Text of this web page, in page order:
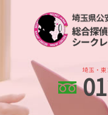
浮気調査 iphone
浮気調査 探偵
不倫調査 探偵
身辺調査 価格
婚前調査 割合
ストーカー被
dv被害 探偵
結婚前 身辺調
人探し 方法
家出調査
人探し 調査
人探し どうし
行方不明 人探
人探し 方法 sns
越谷レイクタ
さいたま市 人
浦和 人探し
大宮公園 身辺調
さいたま新都
武蔵浦和 身辺
川越 浮気不倫調
埼玉・